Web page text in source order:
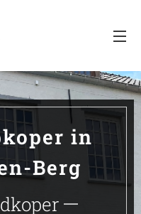
in
Berg